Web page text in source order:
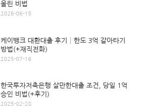
올린 비법
2026-06-15
케이뱅크 대환대출 후기│한도 3억 갈아타기
방법(+재직전화)
2025-07-16
한국투자저축은행 살만한대출 조건, 당일 1억
승인 비법(+후기)
2025-02-28